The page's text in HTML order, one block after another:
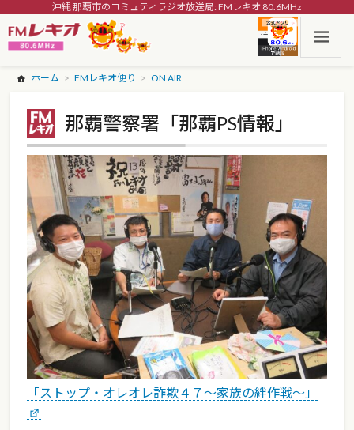
沖縄 那覇市のコミュティラジオ放送局: FMレキオ 80.6MHz
ホーム FMレキオ便り ON AIR
那覇警察署「那覇PS情報」
「ストップ・オレオレ詐欺４７～家族の絆作戦～」